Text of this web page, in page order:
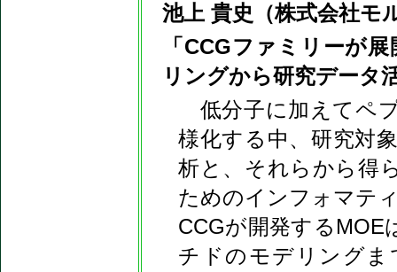
池上 貴史（株式会社モ
「CCGファミリーが
リングから研究データ
低分子に加えてペ
様化する中、研究対
析と、それらから得
ためのインフォマテ
CCGが開発するMOE
チドのモデリングま